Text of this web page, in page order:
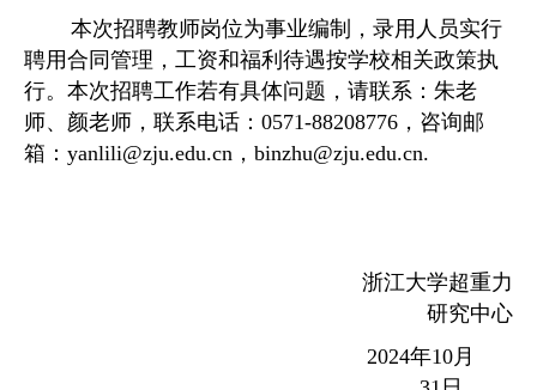
本次招聘教师岗位为事业编制，录用人员实行
聘用合同管理，工资和福利待遇按学校相关政策执
行。本次招聘工作若有具体问题，请联系：朱老
师、颜老师，联系电话： 0571-88208776 ，咨询邮
箱： yanlili@zju.edu.cn ， binzhu@zju.edu.cn.
浙江大学超重力
研究中心
2024年10月